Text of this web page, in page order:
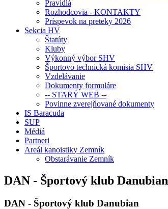
Pravidlá
Rozhodcovia - KONTAKTY
Príspevok na preteky 2026
Sekcia HV
Štatúty
Kluby
Výkonný výbor SHV
Športovo technická komisia SHV
Vzdelávanie
Dokumenty formuláre
-- STARÝ WEB --
Povinne zverejňované dokumenty
IS Baracuda
SUP
Médiá
Partneri
Areál kanoistiky Zemník
Obstarávanie Zemník
DAN - Športový klub Danubian
DAN - Športový klub Danubian